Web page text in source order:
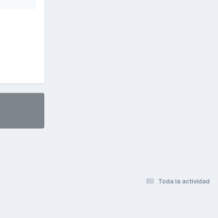
Toda la actividad